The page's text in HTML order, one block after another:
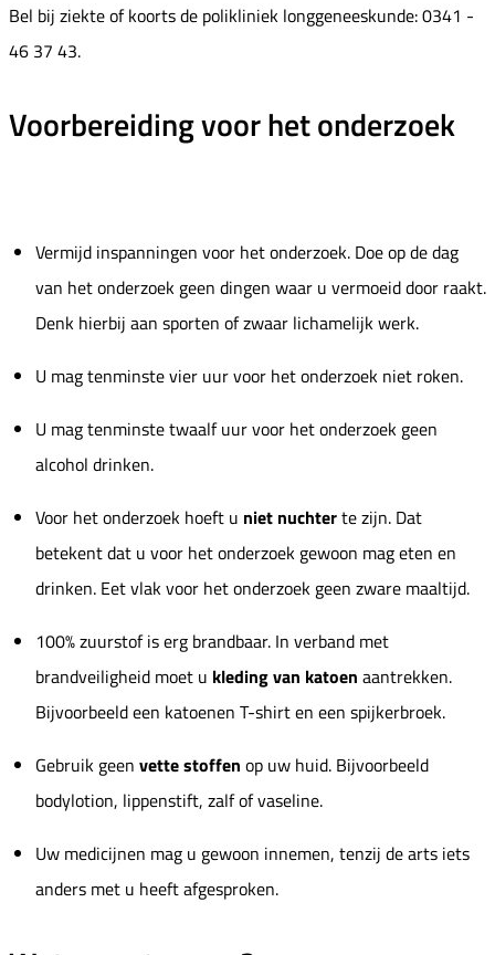
Bel bij ziekte of koorts de polikliniek longgeneeskunde: 0341 -
46 37 43.
Voorbereiding voor het onderzoek
Vermijd inspanningen voor het onderzoek. Doe op de dag
van het onderzoek geen dingen waar u vermoeid door raakt.
Denk hierbij aan sporten of zwaar lichamelijk werk.
U mag tenminste vier uur voor het onderzoek niet roken.
U mag tenminste twaalf uur voor het onderzoek geen
alcohol drinken.
Voor het onderzoek hoeft u niet nuchterte zijn. Dat
betekent dat u voor het onderzoek gewoon mag eten en
drinken. Eet vlak voor het onderzoek geen zware maaltijd.
100% zuurstof is erg brandbaar. In verband met
brandveiligheid moet u kleding van katoen aantrekken.
Bijvoorbeeld een katoenen T-shirt en een spijkerbroek.
Gebruik geen vette stoffen op uw huid. Bijvoorbeeld
bodylotion, lippenstift, zalf of vaseline.
Uw medicijnen mag u gewoon innemen, tenzij de arts iets
anders met u heeft afgesproken.